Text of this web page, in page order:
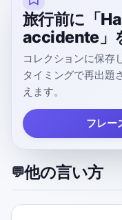
旅行前に「
accidente」
コレクションに保存
タイミングで再出題
えます。
フレー
💬他の言い方